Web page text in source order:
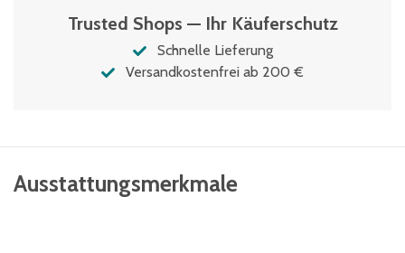
Trusted Shops — Ihr Käuferschutz
Schnelle Lieferung
Versandkostenfrei ab 200 €
Ausstattungsmerkmale